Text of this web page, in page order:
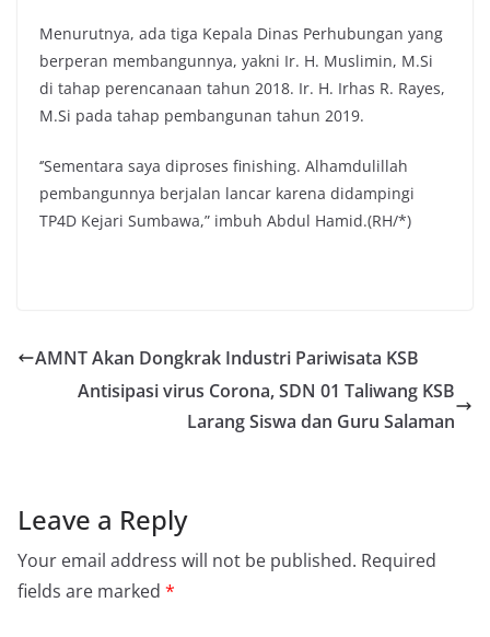
Menurutnya, ada tiga Kepala Dinas Perhubungan yang
berperan membangunnya, yakni Ir. H. Muslimin, M.Si
di tahap perencanaan tahun 2018. Ir. H. Irhas R. Rayes,
M.Si pada tahap pembangunan tahun 2019.
‘’Sementara saya diproses finishing. Alhamdulillah
pembangunnya berjalan lancar karena didampingi
TP4D Kejari Sumbawa,” imbuh Abdul Hamid.(RH/*)
AMNT Akan Dongkrak Industri Pariwisata KSB
Antisipasi virus Corona, SDN 01 Taliwang KSB
Larang Siswa dan Guru Salaman
Leave a Reply
Your email address will not be published. Required
fields are marked *